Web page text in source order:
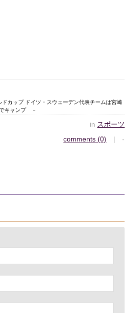
カップ ドイツ・スウェーデン代表チームは宮崎
キャンプ －
in スポーツ
comments (0) | -